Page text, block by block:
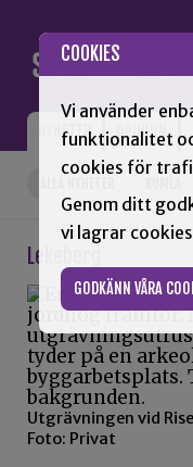
COOKIES
Vi använder
funktionalitet
cookies för
Genom ditt
vi lagrar
GODKÄNN VÅRA
NYHETER OPINION
Lekeberg
Utgrävningen vid
Foto: Privat